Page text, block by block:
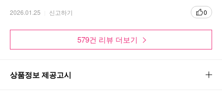
2026.01.25 신고하기 0
579건 리뷰 더보기
상품정보 제공고시